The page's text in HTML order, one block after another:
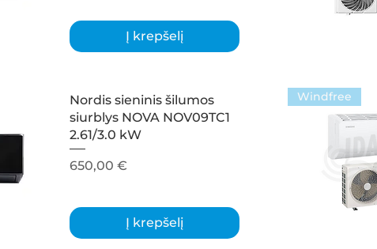
Į krepšelį
Nordis sieninis šilumos
siurblys NOVA NOV09TC1
2.61/3.0 kW
Kaina
650,00 €
Į krepšelį
Windfree